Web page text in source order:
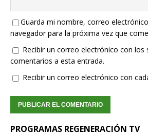
Guarda mi nombre, correo
navegador para la próxima vez que
Recibir un correo electrónico con los
comentarios a esta entrada.
Recibir un correo electrónico con
PROGRAMAS REGENERACIÓN TV